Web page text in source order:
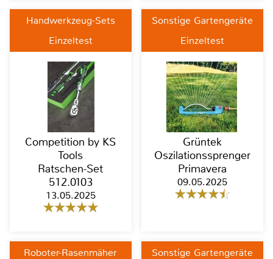
Handwerkzeug-Sets
Einzeltest
Competition by KS
Tools
Ratschen-Set
512.0103
13.05.2025
Sonstige Gartengeräte
Einzeltest
Grüntek
Oszilationssprenger
Primavera
09.05.2025
Roboter-Rasenmäher
Sonstige Gartengeräte